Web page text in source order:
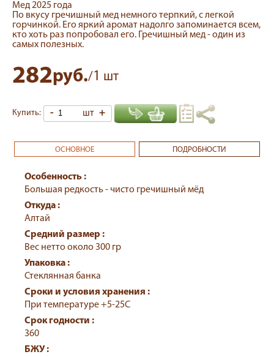
Мед 2025 года
По вкусу гречишный мед немного терпкий, с легкой
горчинкой. Его яркий аромат надолго запоминается всем,
кто хоть раз попробовал его. Гречишный мед - один из
самых полезных.
282руб./1 шт
Купить: - шт +
ОСНОВНОЕ ПОДРОБНОСТИ
Особенность :
Большая редкость - чисто гречишный мёд
Откуда :
Алтай
Средний размер :
Вес нетто около 300 гр
Упаковка :
Стеклянная банка
Сроки и условия хранения :
При температуре +5-25С
Срок годности :
360
БЖУ :